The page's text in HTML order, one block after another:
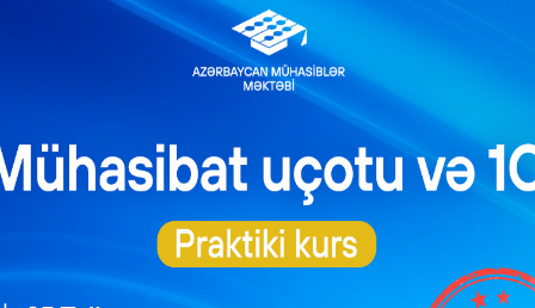
siyahısı müəyyənləşdi
NEXT POST
ƏƏSMN-nin bu səlahiyyəti İqtisadiyyat Nazirliyinə verilir